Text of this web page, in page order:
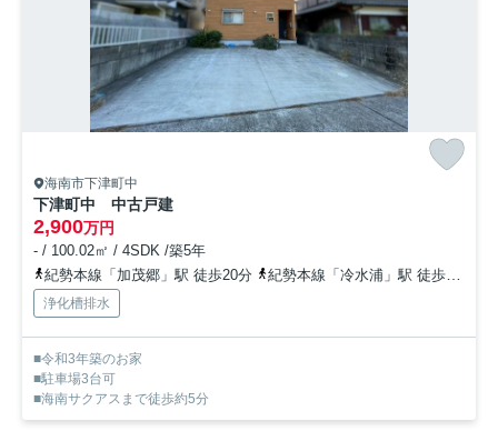
海南市下津町中
下津町中 中古戸建
2,900万円
- / 100.02㎡ / 4SDK /築5年
紀勢本線「加茂郷」駅 徒歩20分
紀勢本線「冷水浦」駅 徒歩46分
浄化槽排水
■令和3年築のお家
■駐車場3台可
■海南サクアスまで徒歩約5分